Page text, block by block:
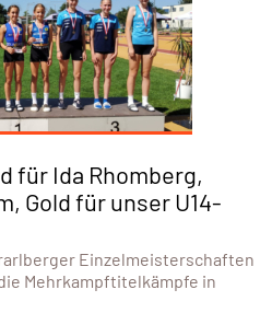
für Ida Rhomberg,
Gold für unser U14-
Einzelmeisterschaften
Mehrkampftitelkämpfe in